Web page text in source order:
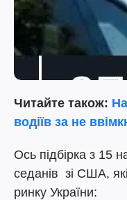
Читайте також:
водіїв за не
Ось підбірка з 15
седанів зі США,
ринку України: